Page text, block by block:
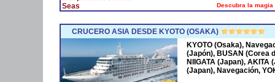
Seas
Descubra la
CRUCERO ASIA DESDE KYOTO (OSAKA)
KYOTO (Osaka),
(Japón), BUSAN (Corea
NIIGATA (Japan), AKITA
(Japan), Navegación,